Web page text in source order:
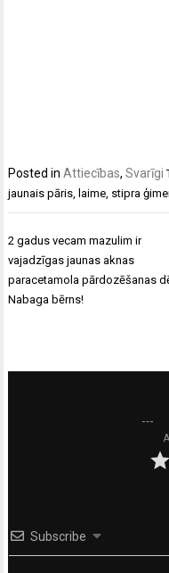
Posted inAttiecības,Svarīgi
jaunais pāris, laime, stipra
Ziņu
izvēlne
2 gadus vecam mazulim ir
vajadzīgas jaunas aknas
paracetamola pārdozēšanas
Nabaga bērns!
Subscribe